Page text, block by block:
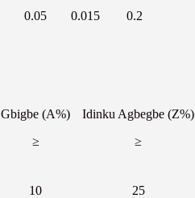
0.05 0.015 0.2
Gbigbe (A%)
≥
Idinku Agbegbe (Z%)
≥
10 25